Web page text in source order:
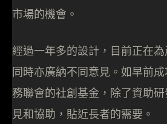
市場的機會。
經過一年多的設計，目前正在為
同時亦廣納不同意見。如早前
務聯會的社創基金，除了資助
見和協助，貼近長者的需要。